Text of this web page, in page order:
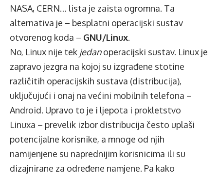
NASA, CERN… lista je zaista ogromna. Ta
alternativa je – besplatni operacijski sustav
otvorenog koda – GNU/Linux.
No, Linux nije tek jedanoperacijski sustav. Linux je
zapravo jezgra na kojoj su izgrađene stotine
različitih operacijskih sustava (distribucija),
uključujući i onaj na većini mobilnih telefona –
Android. Upravo to je i ljepota i prokletstvo
Linuxa – prevelik izbor distribucija često uplaši
potencijalne korisnike, a mnoge od njih
namijenjene su naprednijim korisnicima ili su
dizajnirane za određene namjene. Pa kako